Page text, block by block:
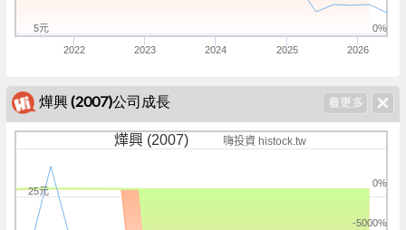
2022 2023 2024 2025 2026
0%
5元
燁興 (2007)公司成長
燁興 (2007) 嗨投資 histock.tw
-5000%
0%
25元